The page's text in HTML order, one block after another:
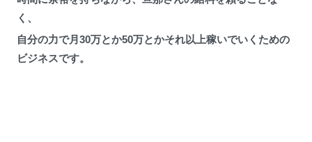
く、
自分の力で月30万とか50万とかそれ以上稼いでいくための
ビジネスです。